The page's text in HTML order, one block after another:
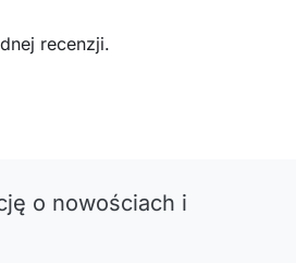
recenzji.
o nowościach i